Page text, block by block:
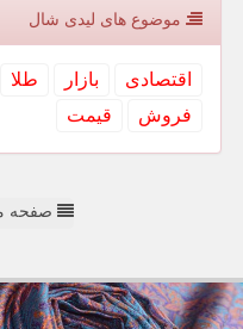
موضوع های لیدی شال
اقتصادی بازار طلا
فروش
قیمت
صفحه